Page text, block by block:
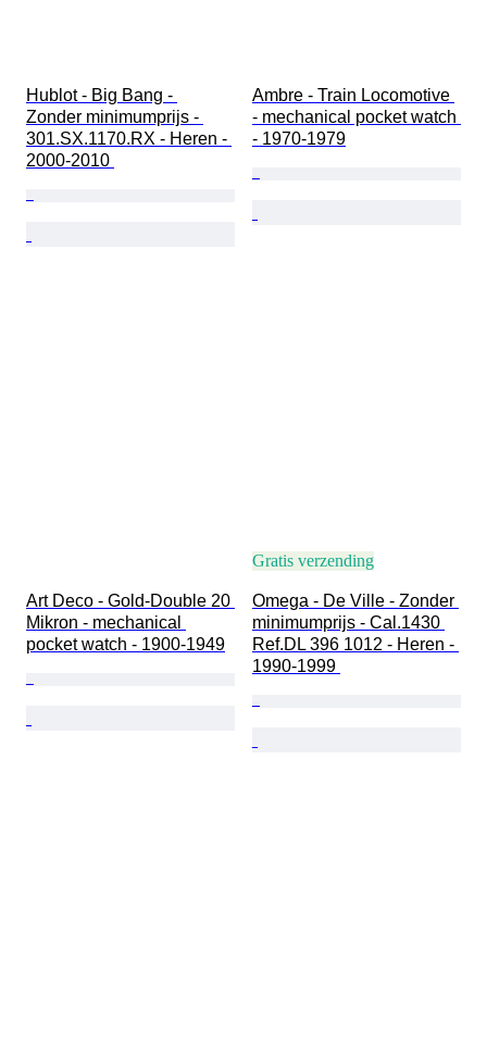
Hublot - Big Bang -
Zonder minimumprijs -
301.SX.1170.RX - Heren -
2000-2010
Ambre - Train Locomotive
- mechanical pocket watch
- 1970-1979
Art Deco - Gold-Double 20
Mikron - mechanical
pocket watch - 1900-1949
Gratis verzending
Omega - De Ville - Zonder
minimumprijs - Cal.1430
Ref.DL 396 1012 - Heren -
1990-1999